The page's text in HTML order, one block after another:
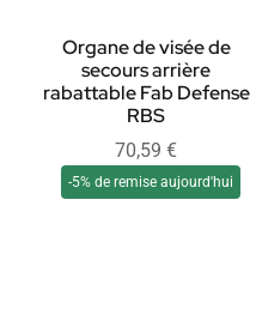
Organe de visée de
secours arrière
rabattable Fab Defense
RBS
70,59 €
-5% de remise aujourd'hui